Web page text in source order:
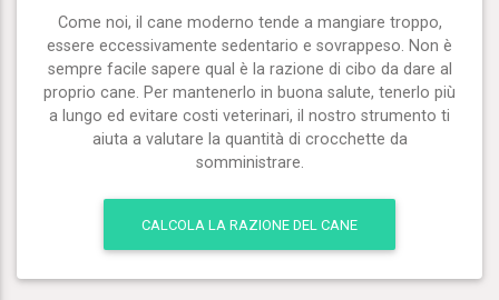
Come noi, il cane moderno tende a mangiare troppo,
essere eccessivamente sedentario e sovrappeso. Non è
sempre facile sapere qual è la razione di cibo da dare al
proprio cane. Per mantenerlo in buona salute, tenerlo più
a lungo ed evitare costi veterinari, il nostro strumento ti
aiuta a valutare la quantità di crocchette da
somministrare.
CALCOLA LA RAZIONE DEL CANE